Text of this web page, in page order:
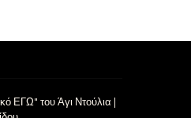
ΕΓΩ" του Άγι Ντούλια |